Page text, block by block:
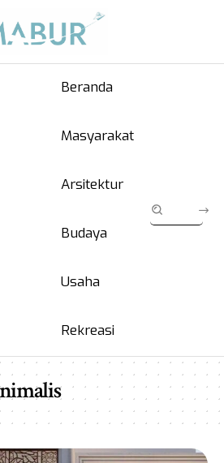
Beranda
Masyarakat
Arsitektur
Budaya
Usaha
Rekreasi